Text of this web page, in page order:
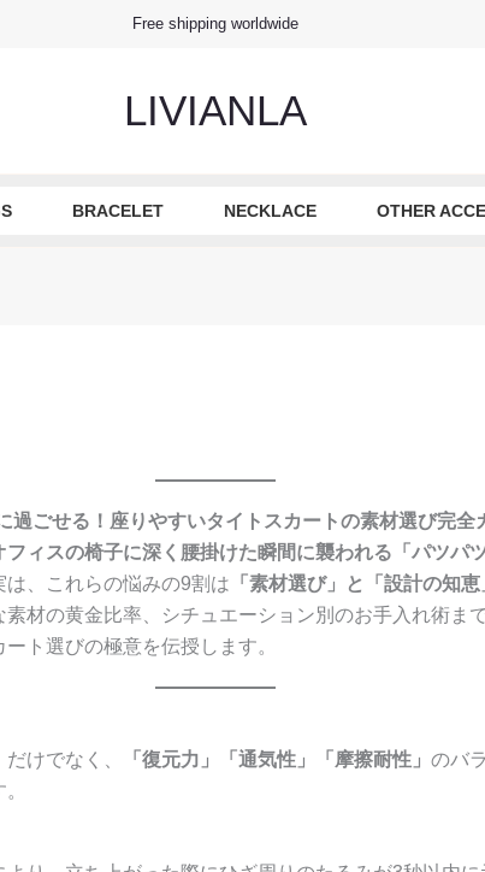
Free shipping worldwide
LIVIANLA
BRACELET NECKLACE OTHER
過ごせる！座りやすいタイトスカートの素材選び完全
フィスの椅子に深く腰掛けた瞬間に襲われる「パツパ
、これらの悩みの9割は 「素材選び」と「設計の知恵
材の黄金比率、シチュエーション別のお手入れ術ま
ト選びの極意を伝授します。
けでなく、
「復元力」「通気性」「摩擦耐性」 のバ